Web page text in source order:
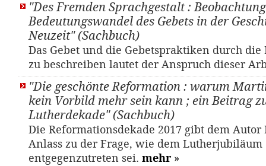
"Des Fremden Sprachgestalt :
Bedeutungswandel des Gebets in der
Neuzeit" (Sachbuch)
Das Gebet und die Gebetspraktiken durch die
zu beschreiben lautet der Anspruch dieser
"Die geschönte Reformation : warum
kein Vorbild mehr sein kann ; ein Beitrag
Lutherdekade" (Sachbuch)
Die Reformationsdekade 2017 gibt dem Autor
Anlass zu der Frage, wie dem Lutherjubiläum
entgegenzutreten sei. mehr »